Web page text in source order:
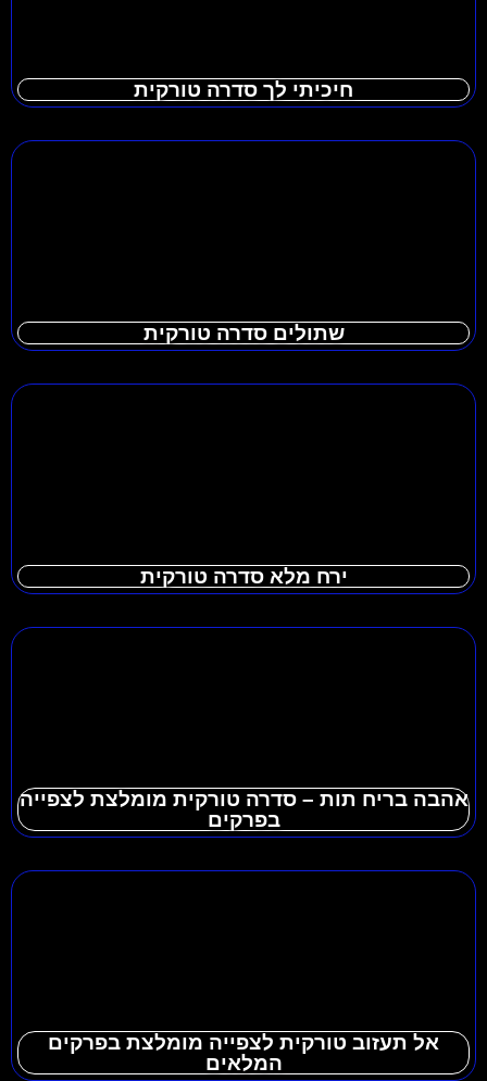
חיכיתי לך סדרה טורקית
שתולים סדרה טורקית
ירח מלא סדרה טורקית
אהבה בריח תות – סדרה טורקית מומלצת לצפייה
בפרקים
אל תעזוב טורקית לצפייה מומלצת בפרקים
המלאים